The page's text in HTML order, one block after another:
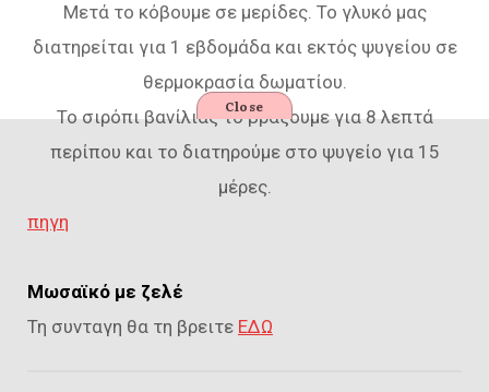
Μετά το κόβουμε σε μερίδες. Το γλυκό μας
διατηρείται για 1 εβδομάδα και εκτός ψυγείου σε
θερμοκρασία δωματίου.
Το σιρόπι βανίλιας το βράζουμε για 8 λεπτά
περίπου και το διατηρούμε στο ψυγείο για 15
μέρες.
πηγη
Μωσαϊκό με ζελέ
Τη συνταγη θα τη βρειτε ΕΔΩ
Close